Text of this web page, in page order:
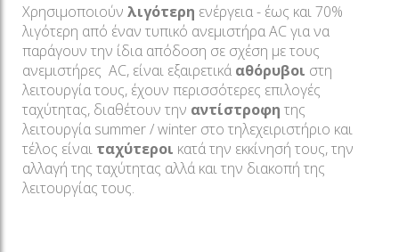
Χρησιμοποιούν λιγότερη ενέργεια - έως και 70%
λιγότερη από έναν τυπικό ανεμιστήρα AC για να
παράγουν την ίδια απόδοση σε σχέση με τους
ανεμιστήρες AC, είναι εξαιρετικά αθόρυβοι στη
λειτουργία τους, έχουν περισσότερες επιλογές
ταχύτητας, διαθέτουν την αντίστροφη της
λειτουργία summer / winter στο τηλεχειριστήριο και
τέλος είναι ταχύτεροι κατά την εκκίνησή τους, την
αλλαγή της ταχύτητας αλλά και την διακοπή της
λειτουργίας τους.